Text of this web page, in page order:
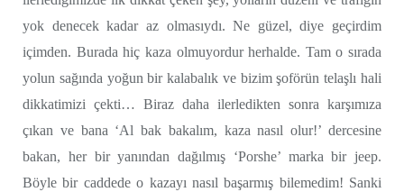
yok denecek kadar az olmasıydı. Ne güzel, diye geçirdim
içimden. Burada hiç kaza olmuyordur herhalde. Tam o sırada
yolun sağında yoğun bir kalabalık ve bizim şoförün telaşlı hali
dikkatimizi çekti… Biraz daha ilerledikten sonra karşımıza
çıkan ve bana ‘Al bak bakalım, kaza nasıl olur!’ dercesine
bakan, her bir yanından dağılmış ‘Porshe’ marka bir jeep.
Böyle bir caddede o kazayı nasıl başarmış bilemedim! Sanki